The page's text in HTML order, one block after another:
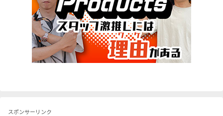
スポンサーリンク